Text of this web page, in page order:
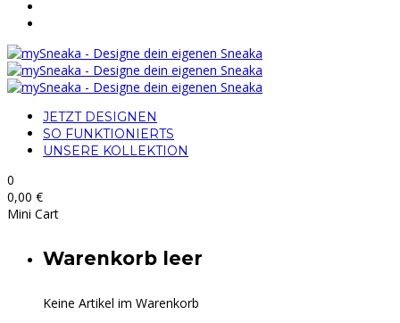
JETZT DESIGNEN
SO FUNKTIONIERTS
UNSERE KOLLEKTION
0
0,00 €
Mini Cart
Warenkorb leer
Keine Artikel im Warenkorb